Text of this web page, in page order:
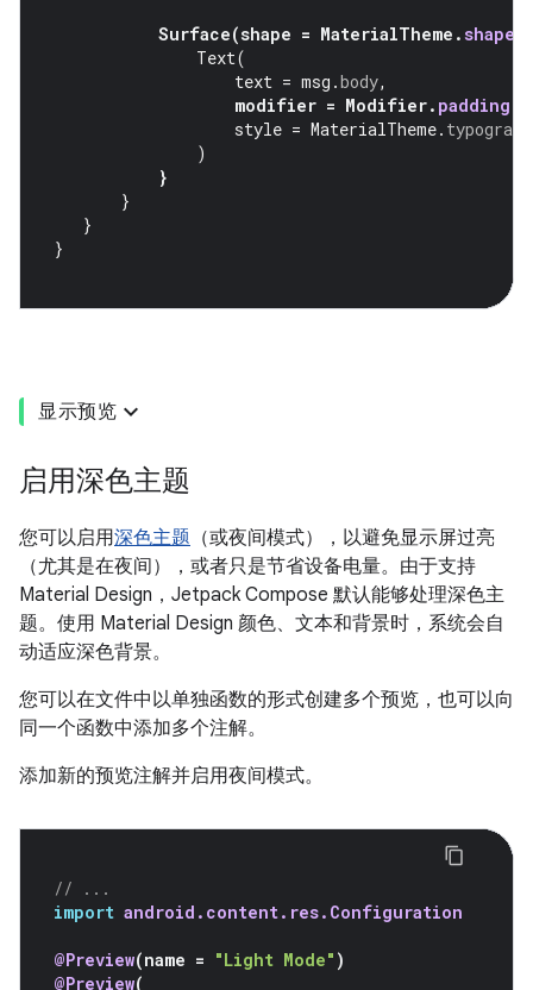
Surface(shape = MaterialTheme .shapes
Text(
text = msg .body,
modifier = Modifier. padding
style = MaterialTheme.
)
}
}
}
}
显示预览
启用深色主题
您可以启用深色主题 （或夜间模式），以避免显示屏过亮
（尤其是在夜间），或者只是节省设备电量。由于支持
Material Design，Jetpack Compose 默认能够处理深色主
题。使用 Material Design 颜色、文本和背景时，系统会自
动适应深色背景。
您可以在文件中以单独函数的形式创建多个预览，也可以向
同一个函数中添加多个注解。
添加新的预览注解并启用夜间模式。
// ...
import android.content.res.Configuration
@Preview(name = "Light Mode" )
@Preview(